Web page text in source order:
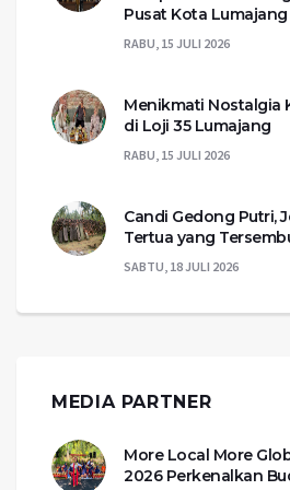
Pusat Kota Lumajang
RABU, 15 JULI 2026
Menikmati Nostalgia
di Loji 35 Lumajang
RABU, 15 JULI 2026
Candi Gedong Putri,
Tertua yang
SABTU, 18 JULI 2026
MEDIA PARTNER
More Local More
2026 Perkenalkan